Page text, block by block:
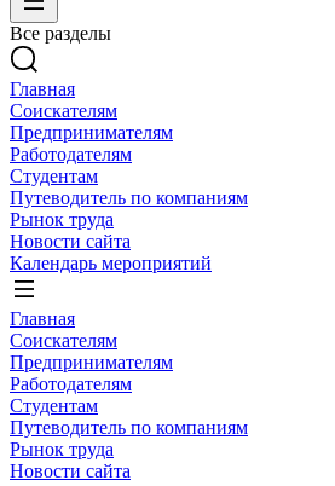
Все разделы
Главная
Соискателям
Предпринимателям
Работодателям
Студентам
Путеводитель по компаниям
Рынок труда
Новости сайта
Календарь мероприятий
Главная
Соискателям
Предпринимателям
Работодателям
Студентам
Путеводитель по компаниям
Рынок труда
Новости сайта